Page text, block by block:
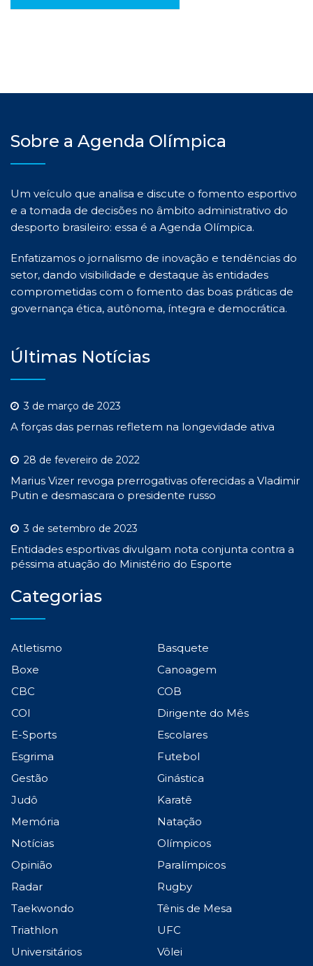
Sobre a Agenda Olímpica
Um veículo que analisa e discute o fomento esportivo
e a tomada de decisões no âmbito administrativo do
desporto brasileiro: essa é a Agenda Olímpica.
Enfatizamos o jornalismo de inovação e tendências do
setor, dando visibilidade e destaque às entidades
comprometidas com o fomento das boas práticas de
governança ética, autônoma, íntegra e democrática.
Últimas Notícias
3 de março de 2023
A forças das pernas refletem na longevidade ativa
28 de fevereiro de 2022
Marius Vizer revoga prerrogativas oferecidas a Vladimir
Putin e desmascara o presidente russo
3 de setembro de 2023
Entidades esportivas divulgam nota conjunta contra a
péssima atuação do Ministério do Esporte
Categorias
Atletismo
Basquete
Boxe
Canoagem
CBC
COB
COI
Dirigente do Mês
E-Sports
Escolares
Esgrima
Futebol
Gestão
Ginástica
Judô
Karatê
Memória
Natação
Notícias
Olímpicos
Opinião
Paralímpicos
Radar
Rugby
Taekwondo
Tênis de Mesa
Triathlon
UFC
Universitários
Vôlei